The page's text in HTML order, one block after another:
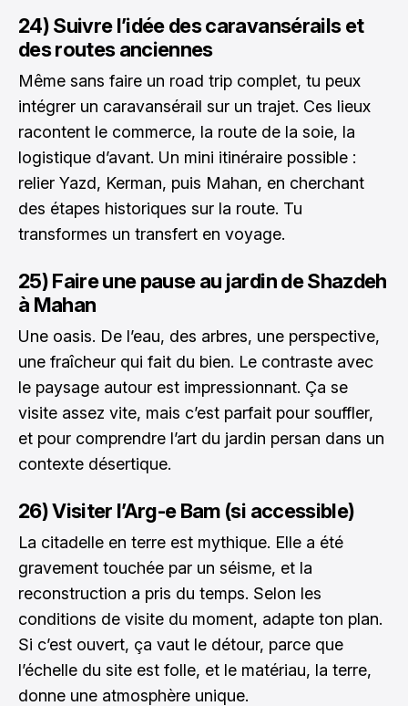
24) Suivre l’idée des caravansérails et
des routes anciennes
Même sans faire un road trip complet, tu peux
intégrer un caravansérail sur un trajet. Ces lieux
racontent le commerce, la route de la soie, la
logistique d’avant. Un mini itinéraire possible :
relier Yazd, Kerman, puis Mahan, en cherchant
des étapes historiques sur la route. Tu
transformes un transfert en voyage.
25) Faire une pause au jardin de Shazdeh
à Mahan
Une oasis. De l’eau, des arbres, une perspective,
une fraîcheur qui fait du bien. Le contraste avec
le paysage autour est impressionnant. Ça se
visite assez vite, mais c’est parfait pour souffler,
et pour comprendre l’art du jardin persan dans un
contexte désertique.
26) Visiter l’Arg-e Bam (si accessible)
La citadelle en terre est mythique. Elle a été
gravement touchée par un séisme, et la
reconstruction a pris du temps. Selon les
conditions de visite du moment, adapte ton plan.
Si c’est ouvert, ça vaut le détour, parce que
l’échelle du site est folle, et le matériau, la terre,
donne une atmosphère unique.